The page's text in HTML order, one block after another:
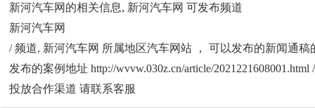
新河汽车网的相关信息, 新河汽车网 可发布频道
新河汽车网
/ 频道, 新河汽车网 所属地区汽车网站 ， 可以发布的新闻通
发布的案例地址 http://wvvw.030z.cn/article/
投放合作渠道 请联系客服